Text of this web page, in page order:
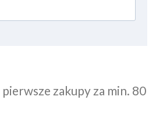
pierwsze zakupy za min. 80